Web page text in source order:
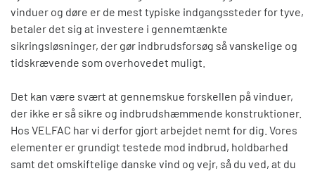
vinduer og døre er de mest typiske indgangssteder for tyve,
betaler det sig at investere i gennemtænkte
sikringsløsninger, der gør indbrudsforsøg så vanskelige og
tidskrævende som overhovedet muligt.
Det kan være svært at gennemskue forskellen på vinduer,
der ikke er så sikre og indbrudshæmmende konstruktioner.
Hos VELFAC har vi derfor gjort arbejdet nemt for dig. Vores
elementer er grundigt testede mod indbrud, holdbarhed
samt det omskiftelige danske vind og vejr, så du ved, at du